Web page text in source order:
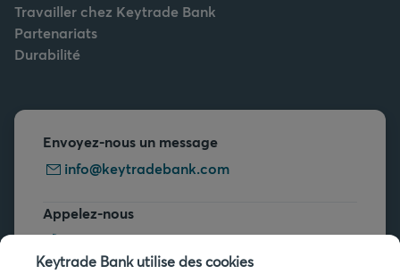
Travailler chez Keytrade Bank
Partenariats
Durabilité
Envoyez-nous un message
info@keytradebank.com
Appelez-nous
+32 2 679 90 00
Keytrade Bank utilise des cookies